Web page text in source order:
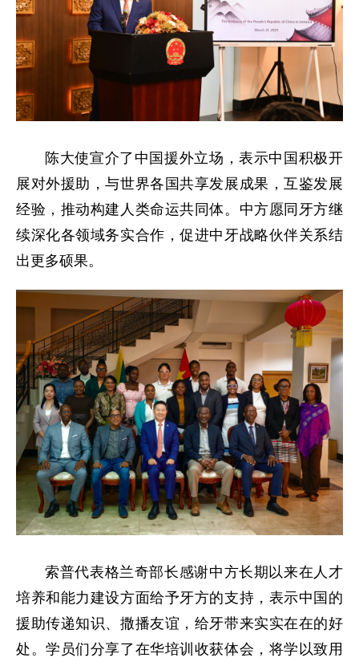
陈大使宣介了中国援外立场，表示中国积极开
展对外援助，与世界各国共享发展成果，互鉴发展
经验，推动构建人类命运共同体。中方愿同牙方继
续深化各领域务实合作，促进中牙战略伙伴关系结
出更多硕果。
索普代表格兰奇部长感谢中方长期以来在人才
培养和能力建设方面给予牙方的支持，表示中国的
援助传递知识、撒播友谊，给牙带来实实在在的好
处。学员们分享了在华培训收获体会，将学以致用